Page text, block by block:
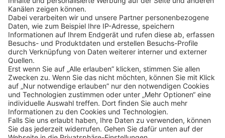
Lekkerland SE
50226 Frechen
Deutschland
+49 2234 1821-0
info@lekkerland.de